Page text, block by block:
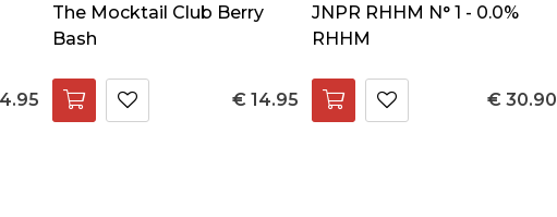
The Mocktail Club Berry
Bash
€ 14.95
JNPR RHHM N° 1 - 0.0%
RHHM
€ 30.90